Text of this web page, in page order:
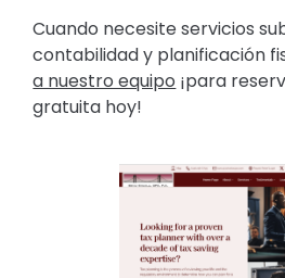
Cuando necesite servicios
contabilidad y planificación
a nuestro equipo ¡para
gratuita hoy!